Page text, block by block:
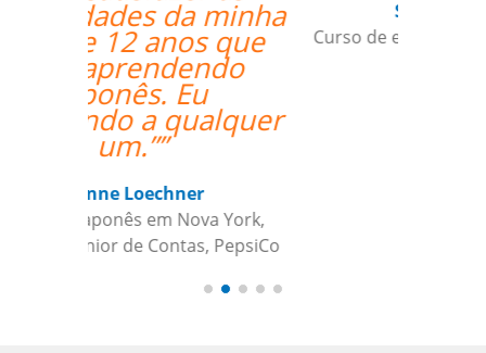
Seok Kwon
Curso de em Goiânia, CJ Selecta